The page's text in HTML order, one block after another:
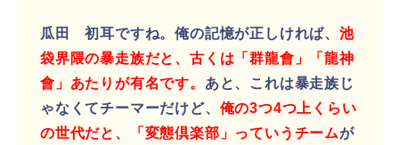
瓜田 初耳ですね。俺の記憶が正しければ、 池
袋界隈の暴走族だと、古くは「群龍會」「龍神
會」あたりが有名です。 あと、これは暴走族じ
ゃなくてチーマーだけど、 俺の3つ4つ上くらい
の世代だと、「変態倶楽部」っていうチームが